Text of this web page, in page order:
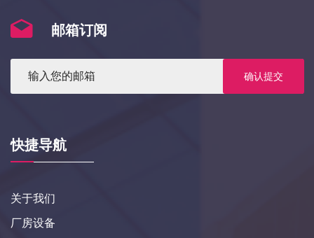
邮箱订阅
确认提交
快捷导航
关于我们
厂房设备